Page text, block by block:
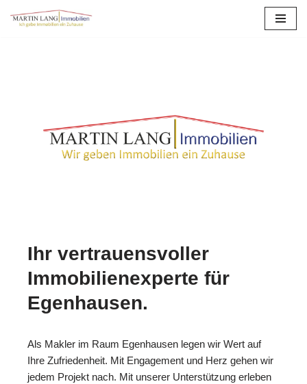
Ihr vertrauensvoller
Immobilienexperte für
Egenhausen.
Als Makler im Raum Egenhausen legen wir Wert auf
Ihre Zufriedenheit. Mit Engagement und Herz gehen wir
jedem Projekt nach. Mit unserer Unterstützung erleben